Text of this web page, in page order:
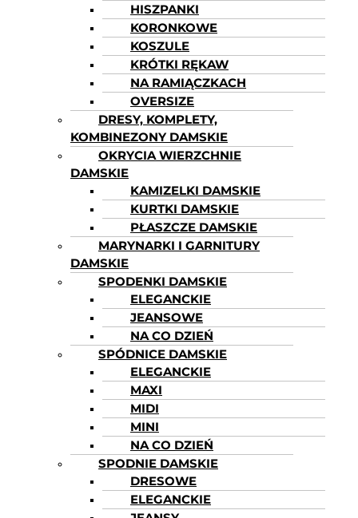
HISZPANKI
KORONKOWE
KOSZULE
KRÓTKI RĘKAW
NA RAMIĄCZKACH
OVERSIZE
DRESY, KOMPLETY,
KOMBINEZONY DAMSKIE
OKRYCIA WIERZCHNIE
DAMSKIE
KAMIZELKI DAMSKIE
KURTKI DAMSKIE
PŁASZCZE DAMSKIE
MARYNARKI I GARNITURY
DAMSKIE
SPODENKI DAMSKIE
ELEGANCKIE
JEANSOWE
NA CO DZIEŃ
SPÓDNICE DAMSKIE
ELEGANCKIE
MAXI
MIDI
MINI
NA CO DZIEŃ
SPODNIE DAMSKIE
DRESOWE
ELEGANCKIE